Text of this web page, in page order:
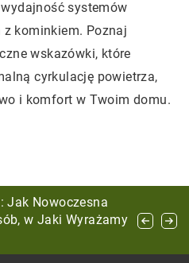
systemów
kominkiem. Poznaj
wskazówki, które
cyrkulację powietrza,
i komfort w Twoim domu.
przyszłych mam
Jak Nowoczesna
w Jaki Wyrażamy
sprzątającą